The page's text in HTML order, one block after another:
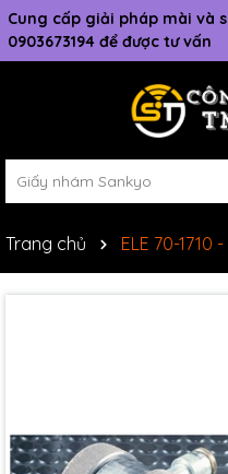
Cung cấp giải pháp mài và
0903673194 để được tư vấn
Trang chủ ELE 70-1710